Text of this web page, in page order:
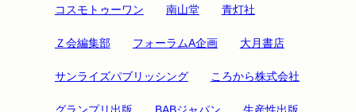
コスモトゥーワン 南山堂 青灯社
Ｚ会編集部 フォーラムA企画 大月書店
サンライズパブリッシング ころから株式会社